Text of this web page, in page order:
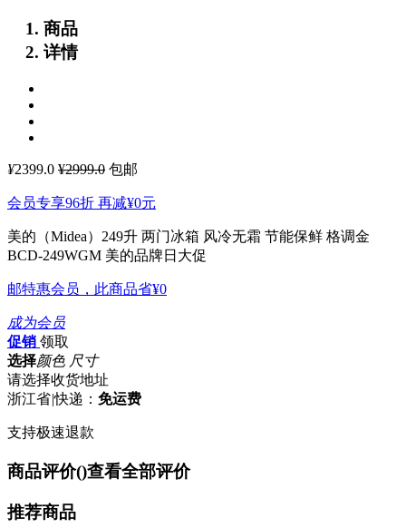
商品
详情
¥2399.0 ¥2999.0 包邮
会员专享96折 再减¥0元
美的（Midea）249升 两门冰箱 风冷无霜 节能保鲜 格调金
BCD-249WGM 美的品牌日大促
邮特惠会员，此商品省¥0
成为会员
促销 领取
选择颜色 尺寸
请选择收货地址
浙江省|快递： 免运费
支持极速退款
商品评价()查看全部评价
推荐商品